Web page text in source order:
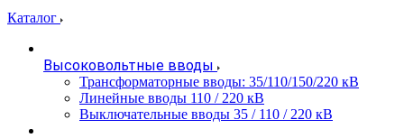
Каталог
Высоковольтные вводы
Трансформаторные вводы: 35/110/150/220 кВ
Линейные вводы 110 / 220 кВ
Выключательные вводы 35 / 110 / 220 кВ